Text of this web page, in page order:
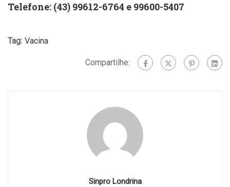
Telefone: (43) 99612-6764 e 99600-5407
Tag: Vacina
Compartilhe:
Sinpro Londrina